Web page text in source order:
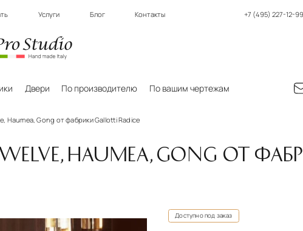
Услуги Блог Контакты +7 (495) 227-12-99
Двери По производителю По вашим чертежам
Haumea, Gong от фабрики Gallotti Radice
HAUMEA, GONG ОТ
Доступно под заказ